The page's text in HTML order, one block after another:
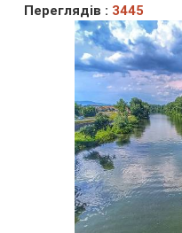
Переглядів : 3445